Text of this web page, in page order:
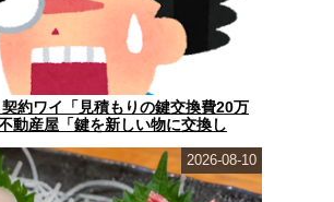
契約ワイ「見積もりの鍵交換費20万
動産屋「鍵を新しい物に交換し
2026-08-10